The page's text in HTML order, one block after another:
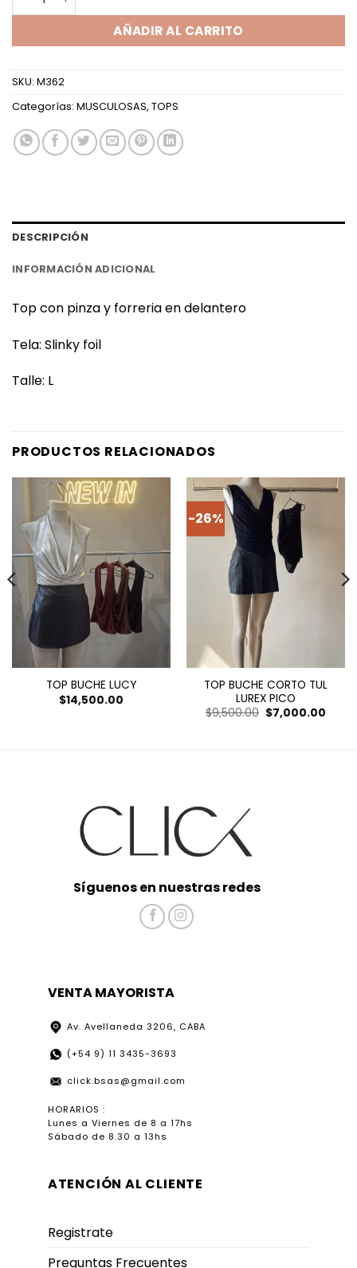
AÑADIR AL CARRITO
SKU: M362
Categorías: MUSCULOSAS, TOPS
DESCRIPCIÓN
INFORMACIÓN ADICIONAL
Top con pinza y forreria en delantero
Tela: Slinky foil
Talle: L
PRODUCTOS RELACIONADOS
TOP BUCHE LUCY
$14,500.00
-26%
TOP BUCHE CORTO TUL
LUREX PICO
$9,500.00 El
precio
$7,000.00
Síguenos en nuestras redes
VENTA MAYORISTA
Av. Avellaneda 3206, CABA
(+54 9) 11 3435-3693
click.bsas@gmail.com
HORARIOS :
Lunes a Viernes de 8 a 17hs
Sábado de 8.30 a 13hs
ATENCIÓN AL CLIENTE
Registrate
Preguntas Frecuentes